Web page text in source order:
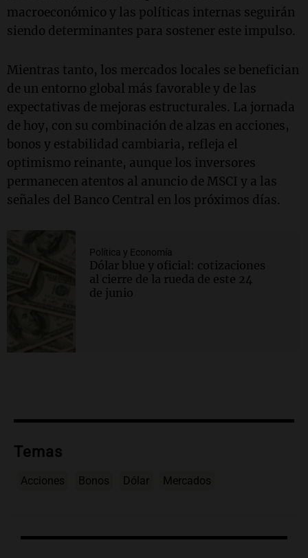
macroeconómico y las políticas internas seguirán
siendo determinantes para sostener este impulso.
Mientras tanto, los mercados locales se benefician
de un entorno global más favorable y de las
expectativas de mejoras estructurales. La jornada
de hoy, con su combinación de alzas en acciones,
bonos y estabilidad cambiaria, refleja el
optimismo reinante, aunque los inversores
permanecen atentos al anuncio de MSCI y a las
señales del Banco Central en los próximos días.
Política y Economía
Dólar blue y oficial: cotizaciones
al cierre de la rueda de este 24
de junio
Temas
Acciones Bonos Dólar Mercados